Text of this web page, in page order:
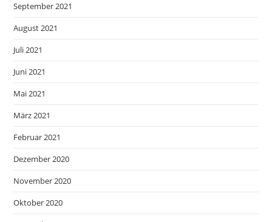
September 2021
August 2021
Juli 2021
Juni 2021
Mai 2021
März 2021
Februar 2021
Dezember 2020
November 2020
Oktober 2020